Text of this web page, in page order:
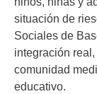
situación de
Sociales de
integración
comunidad
educativo.